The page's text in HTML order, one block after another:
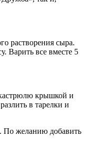
растворения сыра.
Варить все вместе 5
крышкой и
в тарелки и
По желанию добавить